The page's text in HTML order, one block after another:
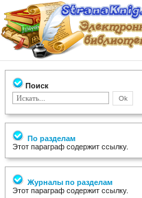
Поиск
По разделам
Этот параграф содержит ссылку.
Журналы по разделам
Этот параграф содержит ссылку.